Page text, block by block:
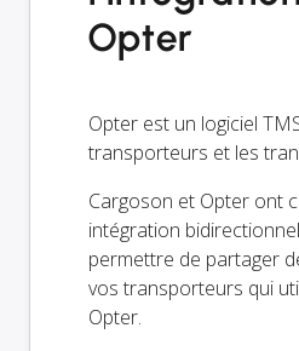
Opter
Opter est un logiciel
transporteurs et les
Cargoson et Opter ont
intégration
permettre de partager
vos transporteurs qui
Opter.